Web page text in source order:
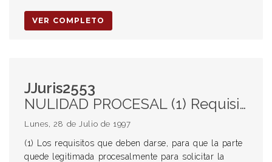
VER COMPLETO
JJuris2553
NULIDAD PROCESAL (1) Requisitos para solicitar la nulidad Procedencia (2) Falta de citación para oponer excepciones EJECUCION HIPOTECARIA Nulidad (2) Falta de citación para oponer excepciones NOTIFICACION (2) Domicilio constituído en instrumento público
Lunes, 28 de Julio de 1997
(1) Los requisitos que deben darse, para que la parte
quede legitimada procesalmente para solicitar la